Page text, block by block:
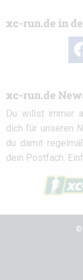
xc-run.de in
xc-run.de
Du willst immer
dich für unseren
du damit
dein Postfach.
©